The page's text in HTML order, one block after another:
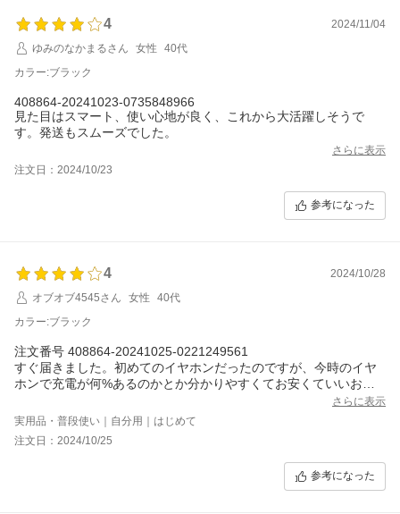
4
2024/11/04
ゆみのなかまるさん
女性
40代
カラー:ブラック
408864-20241023-0735848966
見た目はスマート、使い心地が良く、これから大活躍しそうで
す。発送もスムーズでした。
さらに表示
注文日：2024/10/23
参考になった
4
2024/10/28
オブオブ4545さん
女性
40代
カラー:ブラック
注文番号 408864-20241025-0221249561
すぐ届きました。初めてのイヤホンだったのですが、今時のイヤ
ホンで充電が何%あるのかとか分かりやすくてお安くていいお買
い物しました。本当はホワイトが良かったですが、売り切れでブ
ラックになってしまいました。
さらに表示
実用品・普段使い｜自分用｜はじめて
注文日：2024/10/25
参考になった